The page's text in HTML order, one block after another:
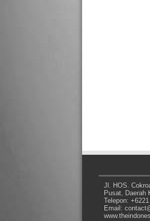
Jl. HOS.
Pusat, Daerah
Telepon:
Email: